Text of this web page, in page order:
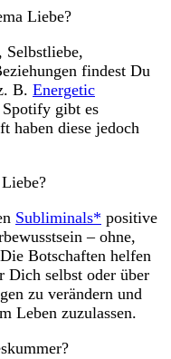
Liebe?
Selbstliebe,
findest Du
B. Energetic
gibt es
haben diese jedoch
Subliminals* positive
– ohne,
Botschaften helfen
Dich selbst oder über
zu verändern und
Leben zuzulassen.